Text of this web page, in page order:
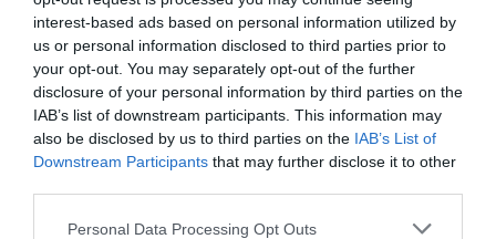
interest-based ads based on personal information utilized by
us or personal information disclosed to third parties prior to
your opt-out. You may separately opt-out of the further
disclosure of your personal information by third parties on the
IAB’s list of downstream participants. This information may
also be disclosed by us to third parties on the IAB’s List of
Downstream Participants that may further disclose it to other
Personal Data Processing Opt Outs
POPIS PRODUKTU
Dĺžka: 303 cm
Šírka:61 cm
Doba dodania:4-5 týždňov